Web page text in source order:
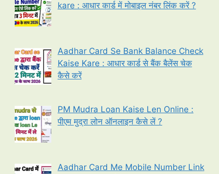
kare : आधार कार्ड में मोबाइल नंबर लिंक करें ?
Aadhar Card Se Bank Balance Check
Kaise Kare : आधार कार्ड से बैंक बैलेंस चेक
कैसे करें
PM Mudra Loan Kaise Len Online :
पीएम मुद्रा लोन ऑनलाइन कैसे लें ?
Aadhar Card Me Mobile Number Link